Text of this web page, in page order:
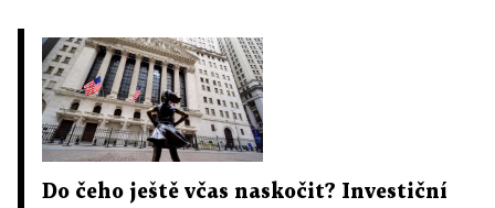
Do čeho ještě včas naskočit? Investiční